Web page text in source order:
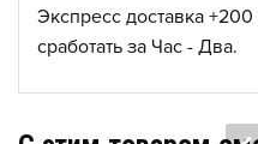
Экспресс доставка
сработать за Час - Два.